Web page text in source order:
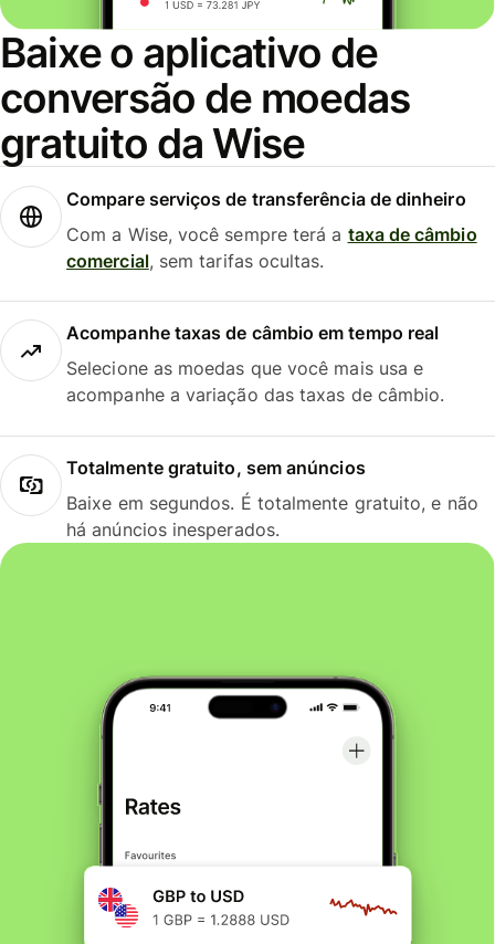
Baixe o aplicativo de
conversão de moedas
gratuito da Wise
Compare serviços de transferência de dinheiro
Com a Wise, você sempre terá a taxa de câmbio
comercial, sem tarifas ocultas.
Acompanhe taxas de câmbio em tempo real
Selecione as moedas que você mais usa e
acompanhe a variação das taxas de câmbio.
Totalmente gratuito, sem anúncios
Baixe em segundos. É totalmente gratuito, e não
há anúncios inesperados.